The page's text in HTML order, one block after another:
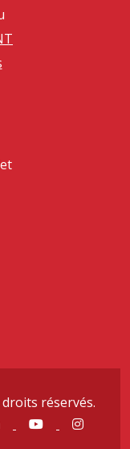
réservés.